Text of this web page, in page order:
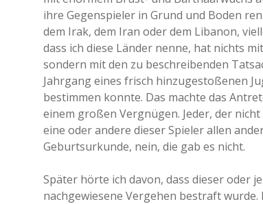
ihre Gegenspieler in Grund und Boden
dem Irak, dem Iran oder dem Libanon,
dass ich diese Länder nenne, hat nichts
sondern mit den zu beschreibenden
Jahrgang eines frisch hinzugestoßenen
bestimmen konnte. Das machte das
einem großen Vergnügen. Jeder, der
eine oder andere dieser Spieler allen
Geburtsurkunde, nein, die gab es nicht.
Später hörte ich davon, dass dieser oder
nachgewiesene Vergehen bestraft